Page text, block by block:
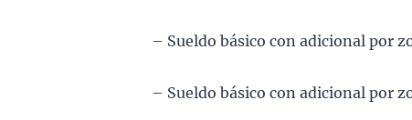
– Sueldo básico con adicional por
– Sueldo básico con adicional por